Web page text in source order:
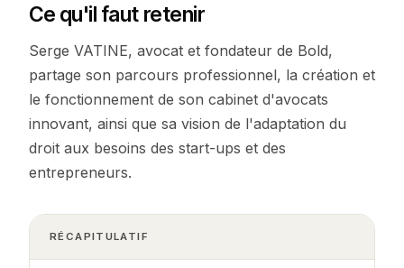
Ce qu'il faut retenir
Serge VATINE, avocat et fondateur de Bold,
partage son parcours professionnel, la création et
le fonctionnement de son cabinet d'avocats
innovant, ainsi que sa vision de l'adaptation du
droit aux besoins des start-ups et des
entrepreneurs.
RÉCAPITULATIF